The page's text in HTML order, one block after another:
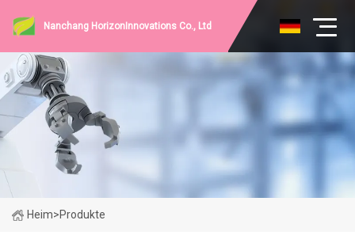
Nanchang HorizonInnovations Co., Ltd
Heim>Produkte